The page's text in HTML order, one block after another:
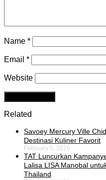
Name *
Email *
Website
Related
Savoey Mercury Ville
Destinasi Kuliner Favorit
February 5, 2026
TAT Luncurkan
Lalisa LISA Manobal
Thailand